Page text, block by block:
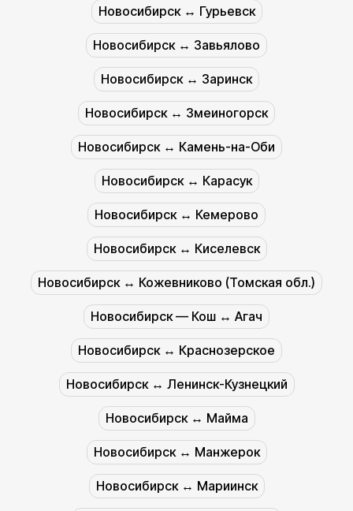
Новосибирск ↔︎ Гурьевск
Новосибирск ↔︎ Завьялово
Новосибирск ↔︎ Заринск
Новосибирск ↔︎ Змеиногорск
Новосибирск ↔︎ Камень-на-Оби
Новосибирск ↔︎ Карасук
Новосибирск ↔︎ Кемерово
Новосибирск ↔︎ Киселевск
Новосибирск ↔︎ Кожевниково (Томская обл.)
Новосибирск — Кош ↔︎ Агач
Новосибирск ↔︎ Краснозерское
Новосибирск ↔︎ Ленинск-Кузнецкий
Новосибирск ↔︎ Майма
Новосибирск ↔︎ Манжерок
Новосибирск ↔︎ Мариинск